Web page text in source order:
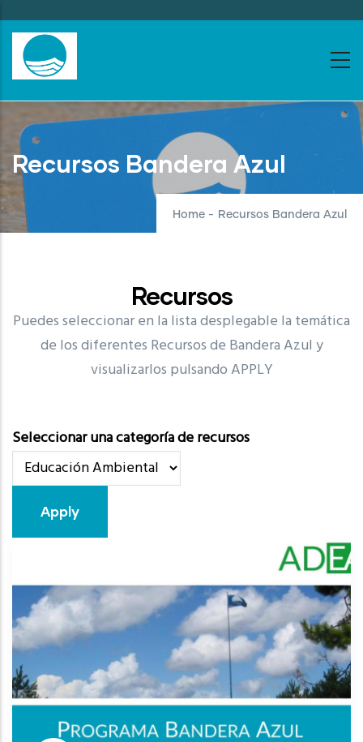
to
main
content
Recursos Bandera Azul
Home - Recursos Bandera Azul
Recursos
Puedes seleccionar en la lista desplegable la temática
de los diferentes Recursos de Bandera Azul y
visualizarlos pulsando APPLY
Seleccionar una categoría de recursos